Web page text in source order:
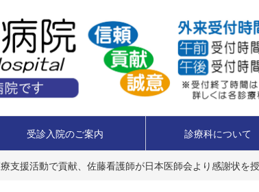
受診入院のご案内 診療科について
支援活動で貢献、佐藤看護師が日本医師会より感謝状を